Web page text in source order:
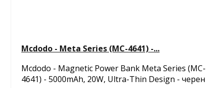
Mcdodo - Meta Series (MC-4641) -...
Mcdodo - Magnetic Power Bank Meta Series (MC-
4641) - 5000mAh, 20W, Ultra-Thin Design - черен